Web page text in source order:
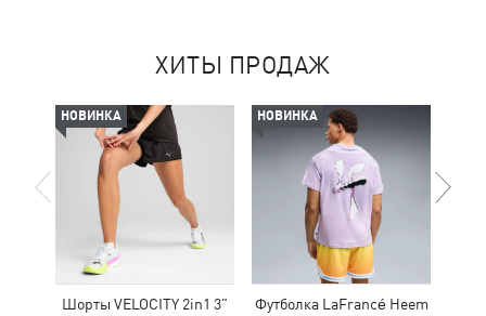
ХИТЫ ПРОДАЖ
НОВИНКА
Шорты VELOCITY 2in1 3"
НОВИНКА
Футболка LaFrancé Heem